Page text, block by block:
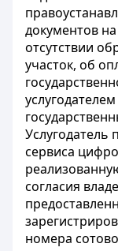
документов
отсутствии
участок, об
Услугодатель
сервиса
согласия
номера